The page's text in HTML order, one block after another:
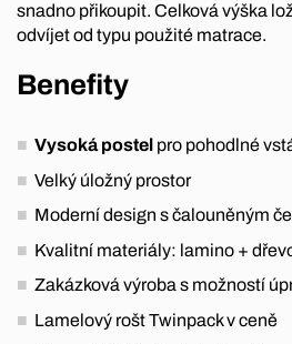
snadno přikoupit. Celková výška
odvíjet od typu použité matrace.
Benefity
Vysoká postel pro pohodlné
Velký úložný prostor
Moderní design s čalouněným
Kvalitní materiály: lamino +
Zakázková výroba s možností
Lamelový rošt Twinpack v ceně